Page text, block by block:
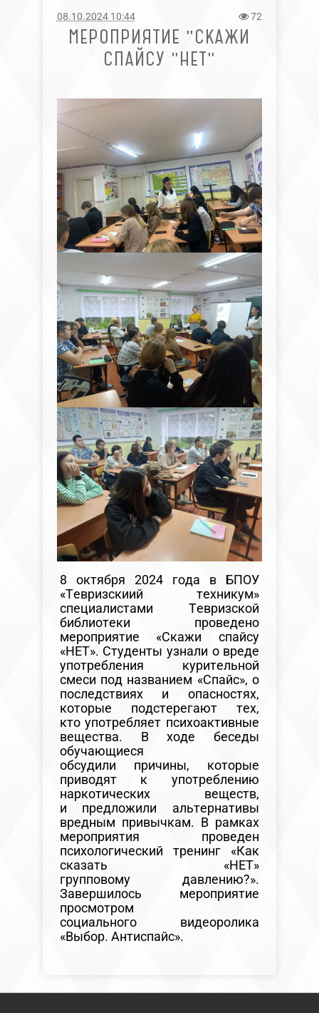
08.10.2024 10:44 72
МЕРОПРИЯТИЕ "СКАЖИ
СПАЙСУ "НЕТ"
8 октября 2024 года в БПОУ
«Тевризскиий техникум»
специалистами Тевризской
библиотеки проведено
мероприятие «Скажи спайсу
«НЕТ». Студенты узнали о вреде
употребления курительной
смеси под названием «Спайс», о
последствиях и опасностях,
которые подстерегают тех,
кто употребляет психоактивные
вещества. В ходе беседы
обучающиеся
обсудили причины, которые
приводят к употреблению
наркотических веществ,
и предложили альтернативы
вредным привычкам. В рамках
мероприятия проведен
психологический тренинг «Как
сказать «НЕТ»
групповому давлению?».
Завершилось мероприятие
просмотром
социального видеоролика
«Выбор. Антиспайс».